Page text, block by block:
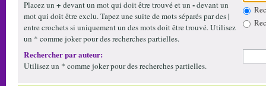
Placez un + devant un mot qui doit être trouvé et un -devant un
mot qui doit être exclu. Tapez une suite de mots séparés par des|
entre crochets si uniquement un des mots doit être trouvé. Utilisez
un * comme joker pour des recherches partielles.
Rechercher par auteur:
Utilisez un * comme joker pour des recherches partielles.